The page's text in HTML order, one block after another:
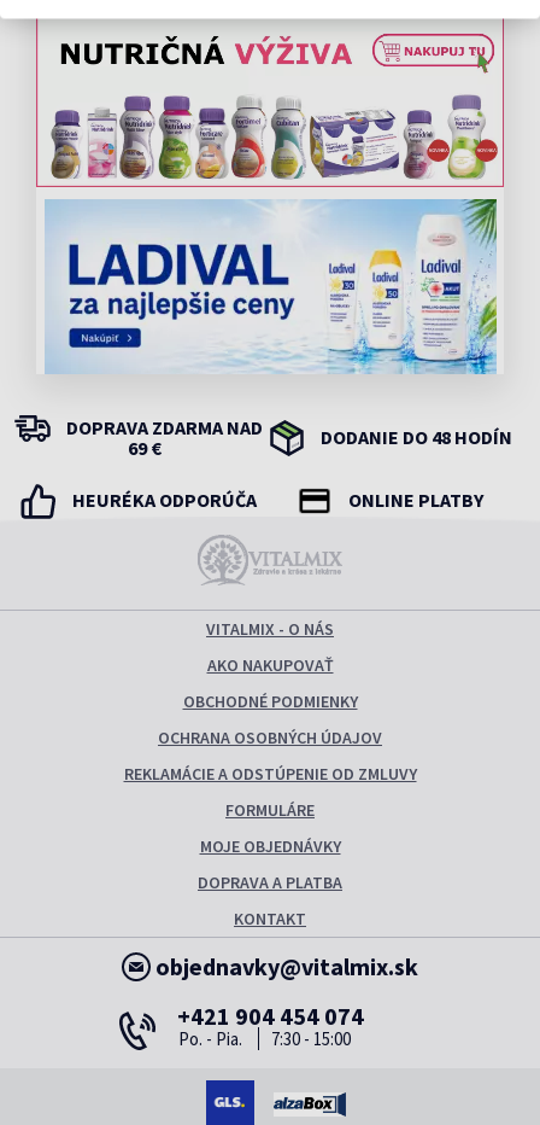
DOPRAVA ZDARMA NAD
69 €
DODANIE DO 48 HODÍN
HEURÉKA ODPORÚČA ONLINE PLATBY
VITALMIX - O NÁS
AKO NAKUPOVAŤ
OBCHODNÉ PODMIENKY
OCHRANA OSOBNÝCH ÚDAJOV
REKLAMÁCIE A ODSTÚPENIE OD ZMLUVY
FORMULÁRE
MOJE OBJEDNÁVKY
DOPRAVA A PLATBA
KONTAKT
objednavky@vitalmix.sk
+421 904 454 074
Po. - Pia. 7:30 - 15:00